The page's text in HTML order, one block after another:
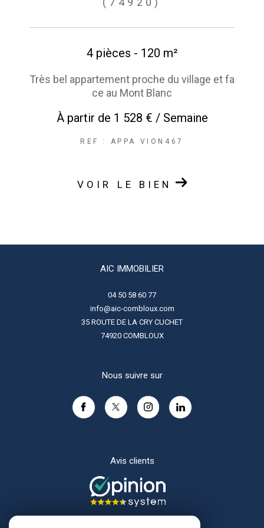
4 pièces - 120 m²
Très bel appartement proche du village et fa
ce au Mont Blanc
À partir de 1 528 € / Semaine
REF : APPA VION467
VOIR LE BIEN
AIC IMMOBILIER
04 50 58 60 77
info@aic-combloux.com
35 ROUTE DE LA CRY CUCHET
74920
COMBLOUX
Nous suivre sur
Avis clients